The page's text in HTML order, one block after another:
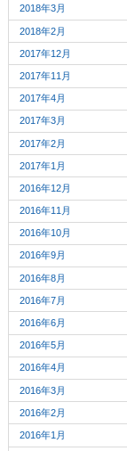
2018年3月
2018年2月
2017年12月
2017年11月
2017年4月
2017年3月
2017年2月
2017年1月
2016年12月
2016年11月
2016年10月
2016年9月
2016年8月
2016年7月
2016年6月
2016年5月
2016年4月
2016年3月
2016年2月
2016年1月